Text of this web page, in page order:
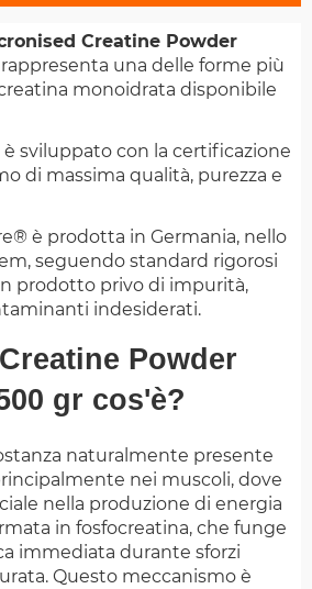
Creatine Powder
rappresenta una delle forme più
monoidrata disponibile
sviluppato con la certificazione
di massima qualità, purezza e
è prodotta in Germania, nello
seguendo standard rigorosi
prodotto privo di impurità,
indesiderati.
Powder
gr cos'è?
naturalmente presente
nei muscoli, dove
nella produzione di energia
in fosfocreatina, che funge
immediata durante sforzi
Questo meccanismo è